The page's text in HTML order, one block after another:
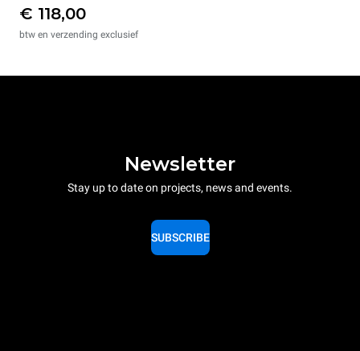
€ 118,00
btw en verzending exclusief
Newsletter
Stay up to date on projects, news and events.
SUBSCRIBE